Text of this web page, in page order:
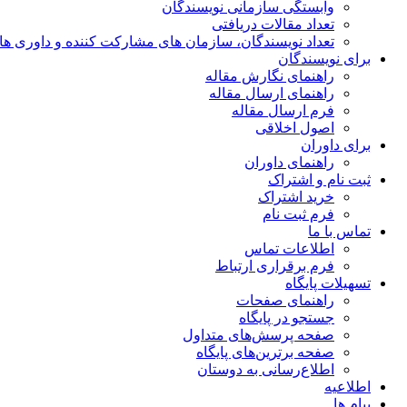
وابستگی سازمانی نویسندگان
تعداد مقالات دریافتی
تعداد نویسندگان، سازمان های مشارکت کننده و داوری های
برای نویسندگان
راهنمای نگارش مقاله
راهنمای ارسال مقاله
فرم ارسال مقاله
اصول اخلاقی
برای داوران
راهنمای داوران
ثبت نام و اشتراک
خرید اشتراک
فرم ثبت نام
تماس با ما
اطلاعات تماس
فرم برقراری ارتباط
تسهیلات پایگاه
راهنمای صفحات
جستجو در پایگاه
صفحه پرسش‌های متداول
صفحه برترین‌های پایگاه
اطلاع‌رسانی به دوستان
اطلاعیه
پیام ها